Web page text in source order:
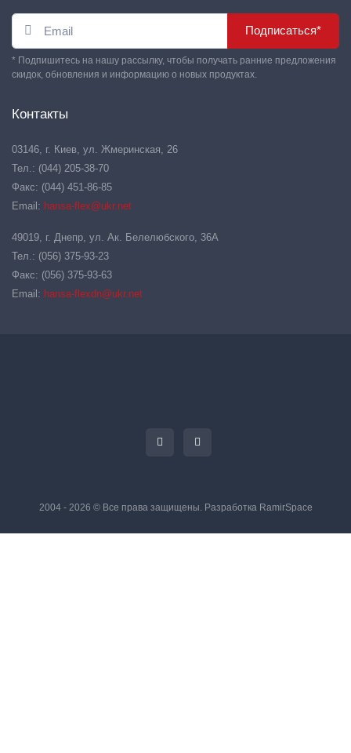
Подписаться*
* Подпишитесь на нашу рассылку, чтобы получать ранние предложения
скидок, обновления и информацию о новых продуктах.
Контакты
03146, г. Киев, ул. Жмеринская, 26
Тел.: (044) 205-38-70
Факс: (044) 451-86-85
Email: hansa-flex@ukr.net
49019, г. Днепр, ул. Ак. Белелюбского, 36А
Тел.: (056) 375-93-23
Факс: (056) 375-93-63
Email: hansa-flexdn@ukr.net
2004 - 2026 © Все права защищены. Разработка RamirSpace